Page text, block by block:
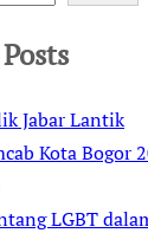
Jabar Lantik
Kota Bogor
LGBT